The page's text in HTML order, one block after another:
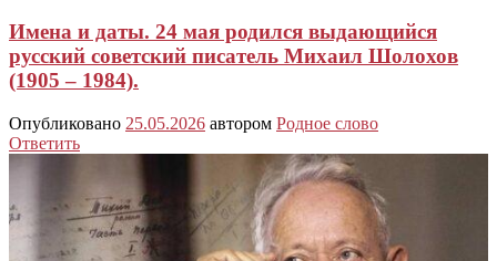
Имена и даты. 24 мая родился выдающийся
русский советский писатель Михаил Шолохов
(1905 – 1984).
Опубликовано 25.05.2026 автором Родное слово
Ответить